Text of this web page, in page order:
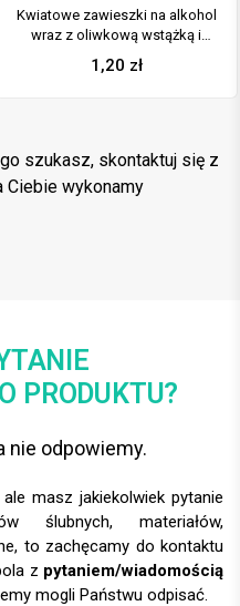
Kwiatowe zawieszki na alkohol
wraz z oliwkową wstążką i
pionowym motywem kwiatów
jabłoni
1,20 zł
szukasz, skontaktuj się z
Ciebie wykonamy
PRODUKTU?
nie odpowiemy.
masz jakiekolwiek pytanie
ślubnych, materiałów,
to zachęcamy do kontaktu
z pytaniem/wiadomością
mogli Państwu odpisać.